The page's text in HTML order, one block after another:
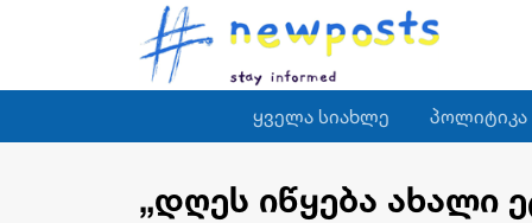
ყველა სიახლე პოლიტიკა
„დღეს იწყება ახალი